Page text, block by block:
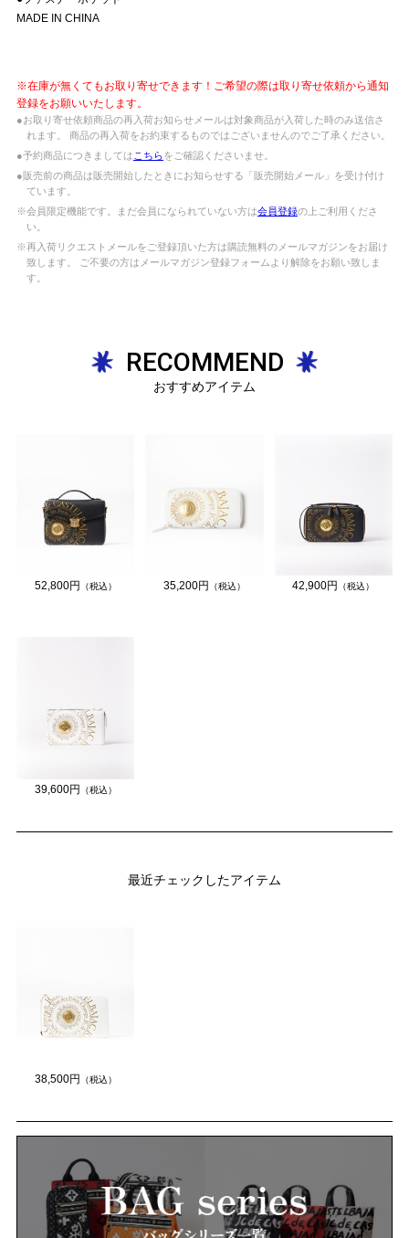
MADE IN CHINA
※在庫が無くてもお取り寄せできます！ご希望の際は取り寄せ依頼から通知
登録をお願いいたします。
●お取り寄せ依頼商品の再入荷お知らせメールは対象商品が入荷した時のみ送信さ
れます。 商品の再入荷をお約束するものではございませんのでご了承ください。
●予約商品につきましては こちらをご確認くださいませ。
●販売前の商品は販売開始したときにお知らせする「販売開始メール」を受け付け
ています。
※会員限定機能です。まだ会員になられていない方は会員登録の上ご利用くださ
い。
※再入荷リクエストメールをご登録頂いた方は購読無料のメールマガジンをお届け
致します。 ご不要の方はメールマガジン登録フォームより解除をお願い致しま
す。
RECOMMEND
おすすめアイテム
52,800円 （税込） 35,200円 （税込） 42,900円 （税込）
39,600円 （税込）
最近チェックしたアイテム
38,500円 （税込）